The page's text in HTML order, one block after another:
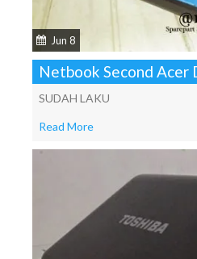
Jun 8
Netbook Second Acer
SUDAH LAKU
Read More